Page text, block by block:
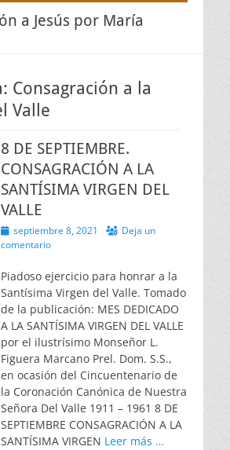
a Jesús por María
Consagración a la
Valle
8 DE SEPTIEMBRE.
CONSAGRACIÓN A LA
SANTÍSIMA VIRGEN DEL
VALLE
Publicado
el
septiembre 8, 2021
Deja un
comentario
Piadoso ejercicio para honrar a la
Santísima Virgen del Valle. Tomado
de la publicación: MES DEDICADO
A LA SANTÍSIMA VIRGEN DEL VALLE
por el ilustrísimo Monseñor L.
Figuera Marcano Prel. Dom. S.S.,
en ocasión del Cincuentenario de
la Coronación Canónica de Nuestra
Señora Del Valle 1911 – 1961 8 DE
SEPTIEMBRE CONSAGRACIÓN A LA
SANTÍSIMA VIRGEN Leer más …